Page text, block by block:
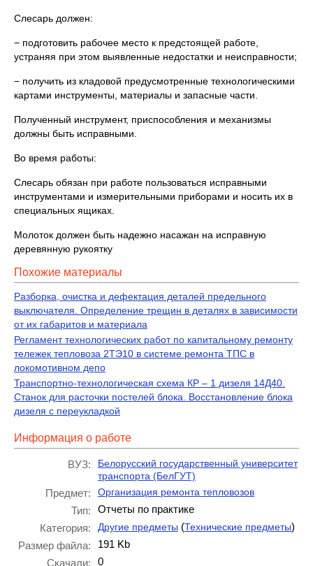
Слесарь должен:
− подготовить рабочее место к предстоящей работе,
устраняя при этом выявленные недостатки и неисправности;
− получить из кладовой предусмотренные технологическими
картами инструменты, материалы и запасные части.
Полученный инструмент, приспособления и механизмы
должны быть исправными.
Во время работы:
Слесарь обязан при работе пользоваться исправными
инструментами и измерительными приборами и носить их в
специальных ящиках.
Молоток должен быть надежно насажан на исправную
деревянную рукоятку
Похожие материалы
Разборка, очистка и дефектация деталей предельного
выключателя. Определение трещин в деталях в зависимости
от их габаритов и материала
Регламент технологических работ по капитальному ремонту
тележек тепловоза 2ТЭ10 в системе ремонта ТПС в
локомотивном депо
Транспортно-технологическая схема КР – 1 дизеля 14Д40.
Станок для расточки постелей блока. Восстановление блока
дизеля с переукладкой
Информация о работе
ВУЗ:
Белорусский государственный университет
транспорта (БелГУТ)
Предмет: Организация ремонта тепловозов
Тип:
Отчеты по практике
Категория:
Другие предметы (Технические предметы)
Размер файла:
191 Kb
Скачали:
0